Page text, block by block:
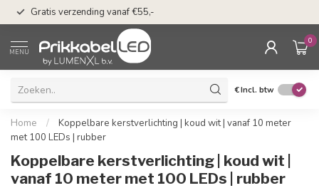
Gratis verzending vanaf €55,-
MENU
0
€Incl. btw
Home /
Koppelbare kerstverlichting | koud wit | vanaf 10 meter
met 100 LEDs | rubber
Koppelbare kerstverlichting | koud wit |
vanaf 10 meter met 100 LEDs | rubber